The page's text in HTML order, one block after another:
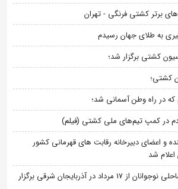
برتر کشتی فرنگی - تهران
به طلای جهان رسیدم
کشتی برگزار شد؛
کشتی؛
که در راه وطن آسمانی شد؛
در کمپ تیم‌های ملی کشتی (فیلم)
و اعضای دبیرخانه رقابت های قهرمانی کشور
شد
اردوی تیم ملی کشتی ساحلی نوجوانان از 17 مرداد در آذربایجان شرقی برگزار